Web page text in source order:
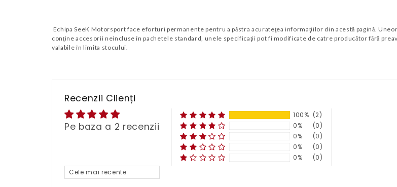
Echipa SeeK Motorsport face eforturi permanente pentru a păstra acurateţea informaţiilor din acestă pagină.
conţine accesorii neincluse în pachetele standard, unele specificaţii pot fi modificate de catre producător fără
valabile în limita stocului.
Recenzii Clienți
Pe baza a 2 recenzii
100% (2)
0%
(0)
0%
(0)
0%
(0)
0%
(0)
Sort by